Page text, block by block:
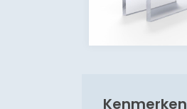
Kenmerken